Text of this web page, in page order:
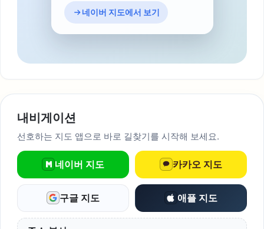
네이버 지도에서 보기
내비게이션
선호하는 지도 앱으로 바로 길찾기를 시작해 보세요.
네이버 지도 카카오 지도
구글 지도 애플 지도